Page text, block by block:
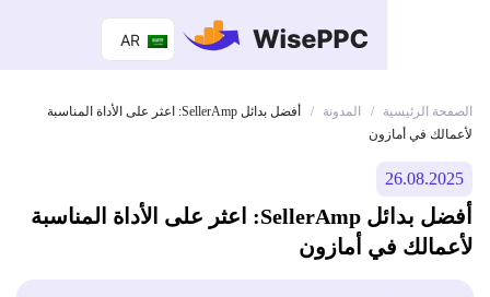
AR
الرئيسية / المدونة
أفضل بدائل SellerAmp: اعثر على الأداة المناسبة
في أمازون
أفضل بدائل SellerAmp: اعثر على الأداة المناسبة
في أمازون